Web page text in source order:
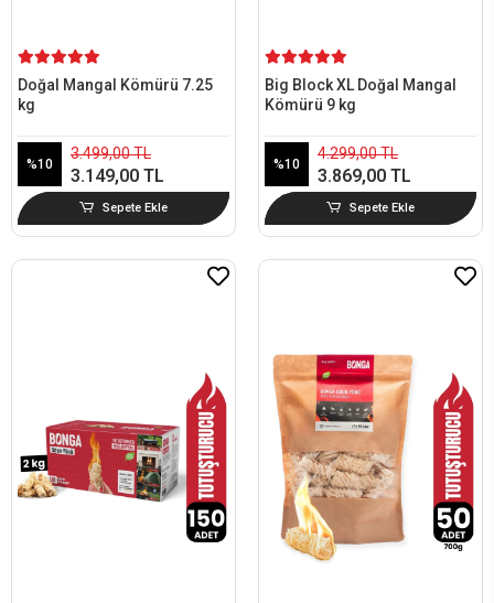
Doğal Mangal Kömürü 7.25
kg
%10
3.499,00 TL
3.149,00 TL
Sepete Ekle
Big Block XL Doğal Mangal
Kömürü 9 kg
%10
4.299,00 TL
3.869,00 TL
Sepete Ekle